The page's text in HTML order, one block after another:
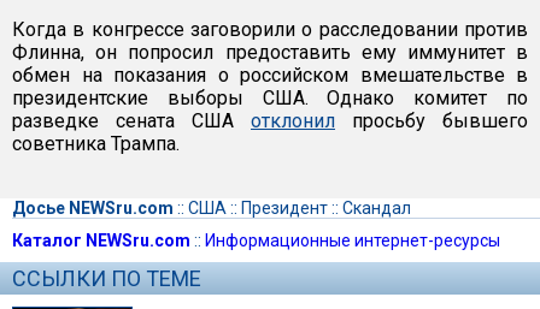
Когда в конгрессе заговорили о расследовании против
Флинна, он попросил предоставить ему иммунитет в
обмен на показания о российском вмешательстве в
президентские выборы США. Однако комитет по
разведке сената США отклонил просьбу бывшего
советника Трампа.
Досье NEWSru.com :: США :: Президент:: Скандал
Каталог NEWSru.com :: Информационные интернет-ресурсы
ССЫЛКИ ПО ТЕМЕ